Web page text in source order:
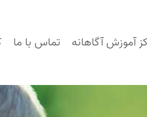
آموزش آگاهانه تماس با ما